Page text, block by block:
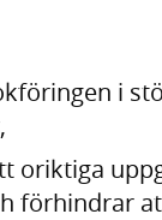
i
oriktiga
förhindrar